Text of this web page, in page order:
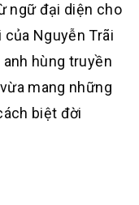
ngữ đại diện cho
Nguyễn Trãi
hùng truyền
mang những
biệt đời